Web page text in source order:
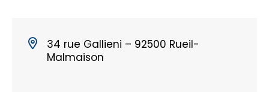
34 rue Gallieni – 92500 Rueil-
Malmaison